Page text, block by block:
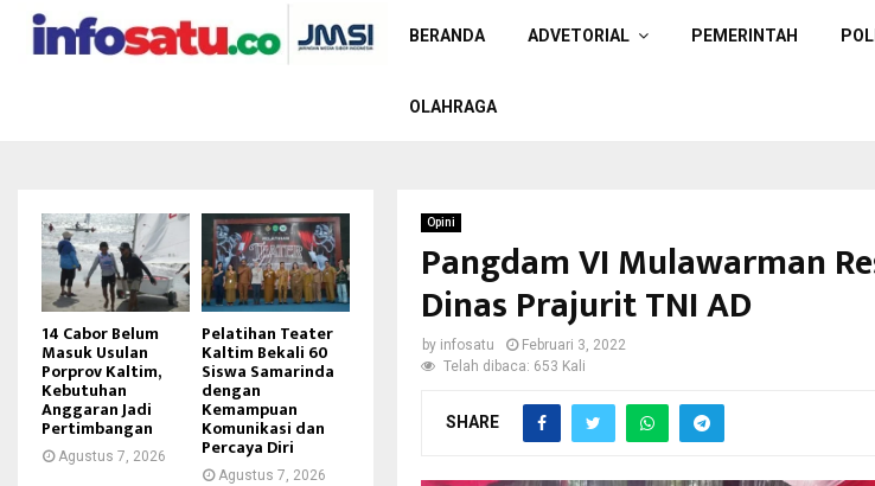
BERANDA ADVETORIAL PEMERINTAH
OLAHRAGA
Opini
Pangdam VI Mulawarman
Dinas Prajurit TNI AD
by infosatu
Februari 3, 2022
Telah dibaca: 653 Kali
SHARE
14 Cabor Belum
Masuk Usulan
Porprov Kaltim,
Kebutuhan
Anggaran Jadi
Pertimbangan
Agustus 7, 2026
Pelatihan Teater
Kaltim Bekali 60
Siswa Samarinda
dengan
Kemampuan
Komunikasi dan
Percaya Diri
Agustus 7, 2026